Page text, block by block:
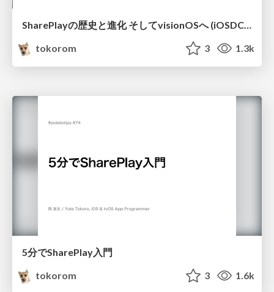
SharePlayの歴史と進化 そしてvisionOSへ (iOSDC 2023)
tokorom
3 1.3k
5分でSharePlay入門
tokorom
3 1.6k